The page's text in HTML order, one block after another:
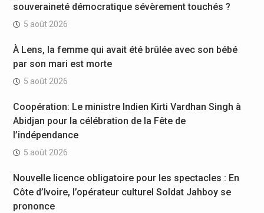
souveraineté démocratique sévèrement touchés ?
5 août 2026
À Lens, la femme qui avait été brûlée avec son bébé
par son mari est morte
5 août 2026
Coopération: Le ministre Indien Kirti Vardhan Singh à
Abidjan pour la célébration de la Fête de
l’indépendance
5 août 2026
Nouvelle licence obligatoire pour les spectacles : En
Côte d’Ivoire, l’opérateur culturel Soldat Jahboy se
prononce